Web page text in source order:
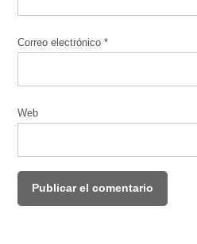
Correo electrónico*
Web